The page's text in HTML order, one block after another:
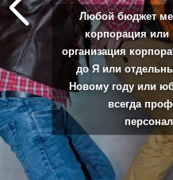
Любой бюджет
корпорация
организация
до Я или
Новому году или
всегда